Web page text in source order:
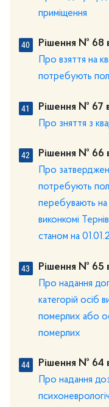
приміщення
Рішення № 68
Про взяття на
потребують
Рішення № 67
Про зняття з
Рішення № 66
Про
потребують
перебувають на
виконкомі
станом на
Рішення № 65
Про надання
категорій осіб
померлих або
померлих
Рішення № 64
Про надання